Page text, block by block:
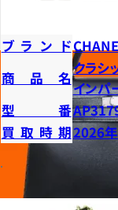
ブランド
商品名
クラシ
インパ
型番
買取時期2026